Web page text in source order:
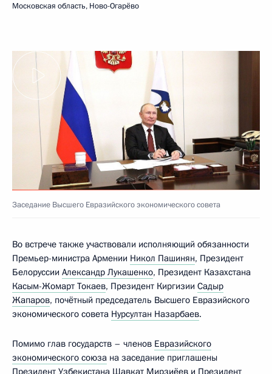
Московская область, Ново-Огарёво
Заседание Высшего Евразийского экономического совета
Во встрече также участвовали исполняющий обязанности
Премьер-министра Армении Никол Пашинян, Президент
Белоруссии Александр Лукашенко, Президент Казахстана
Касым-Жомарт Токаев, Президент Киргизии Садыр
Жапаров, почётный председатель Высшего Евразийского
экономического совета Нурсултан Назарбаев.
Помимо глав государств – членов Евразийского
экономического союза на заседание приглашены
Президент Узбекистана Шавкат Мирзиёев и Президент